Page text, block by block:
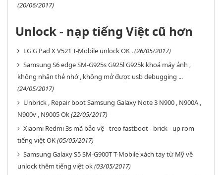
(20/06/2017)
Unlock - nạp tiếng Việt cũ hơn
LG G Pad X V521 T-Mobile unlock OK .(26/05/2017)
Samsung S6 edge SM-G925s G925l G925k khoá máy ảnh ,
không nhận thẻ nhớ , không mở được usb debugging ...
(24/05/2017)
Unbrick , Repair boot Samsung Galaxy Note 3 N900 , N900A ,
N900v , N9005 Ok(22/05/2017)
Xiaomi Redmi 3s mã bảo vệ - treo fastboot - brick - up rom
tiếng việt OK(05/05/2017)
Samsung Galaxy S5 SM-G900T T-Mobile xách tay từ Mỹ về
unlock thêm tiếng việt ok(03/05/2017)